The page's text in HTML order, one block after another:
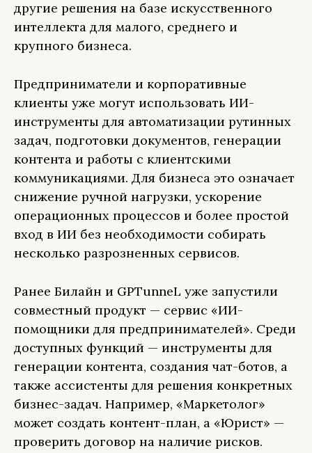
другие решения на базе искусственного
интеллекта для малого, среднего и
крупного бизнеса.
Предприниматели и корпоративные
клиенты уже могут использовать ИИ-
инструменты для автоматизации рутинных
задач, подготовки документов, генерации
контента и работы с клиентскими
коммуникациями. Для бизнеса это означает
снижение ручной нагрузки, ускорение
операционных процессов и более простой
вход в ИИ без необходимости собирать
несколько разрозненных сервисов.
Ранее Билайн и GPTunneL уже запустили
совместный продукт — сервис «ИИ-
помощники для предпринимателей». Среди
доступных функций — инструменты для
генерации контента, создания чат-ботов, а
также ассистенты для решения конкретных
бизнес-задач. Например, «Маркетолог»
может создать контент-план, а «Юрист» —
проверить договор на наличие рисков.